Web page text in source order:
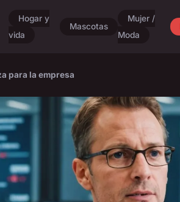
Hogar y
vida
Mascotas
Mujer /
Moda
para la empresa